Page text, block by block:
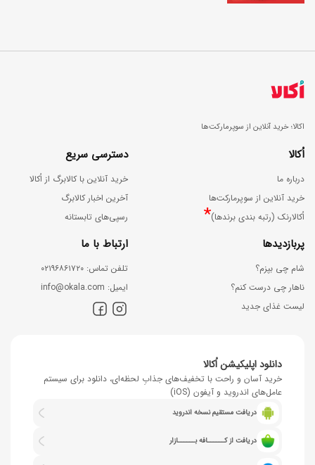
اکالا؛ خرید آنلاین از سوپرمارکت‌ها
اُکالا
درباره ما
خرید آنلاین از سوپرمارکت‌ها
اُکالارنک (رتبه بندی برندها)*
دسترسی سریع
خرید آنلاین با کالابرگ از اُکالا
آخرین اخبار کالابرگ
رسپی‌های تابستانه
پربازدیدها
شام چی بپزم؟
ناهار چی درست کنم؟
لیست غذای جدید
ارتباط با ما
ﺗﻠﻔﻦ ﺗﻤﺎس: ۰۲۱۹۶۸۶۱۷۲۰
اﯾﻤﯿﻞ: info@okala.com
دانلود اپلیکیشن اُکالا
خرید آسان و راحت با تخفیف‌های جذابِ لحظه‌ای، دانلود برای سیستم
عامل‌های اندروید و آیفون (iOS)
دریافت مستقیم نسخه اندروید
دریافت از کــــــافه بــــــازار